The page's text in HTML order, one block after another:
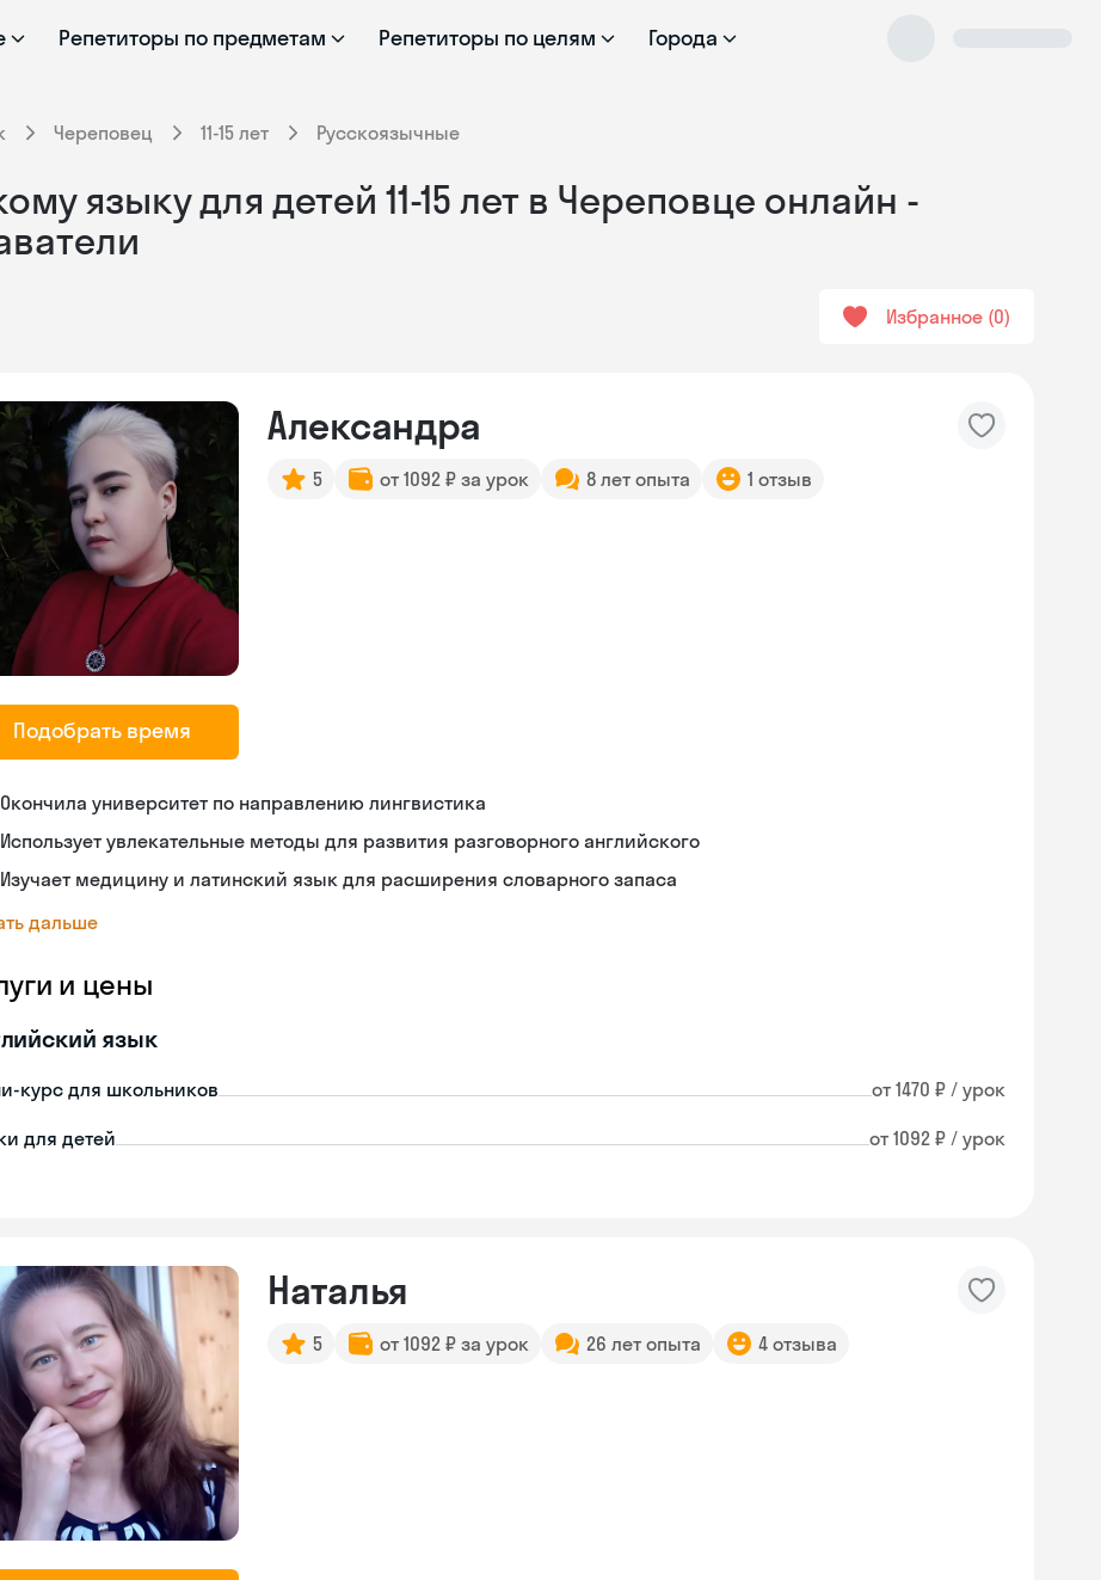
Репетиторы по предметам Репетиторы по целям Города
Череповец 11-15 лет Русскоязычные
языку для детей 11-15 лет в Череповце онлайн -
Избранное 0
Подобрать время
Александра
5 от 1092 ₽ за урок 8 лет опыта 1 отзыв
Окончила университет по направлению лингвистика
Использует увлекательные методы для развития разговорного английского
Изучает медицину и латинский язык для расширения словарного запаса
дальше
и цены
язык
курс для школьников от 1470 ₽ / урок
для детей от 1092 ₽ / урок
Наталья
5 от 1092 ₽ за урок 26 лет опыта 4 отзыва